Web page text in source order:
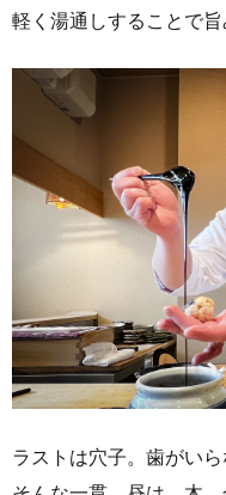
軽く湯通しすることで旨
ラストは穴子。歯がい